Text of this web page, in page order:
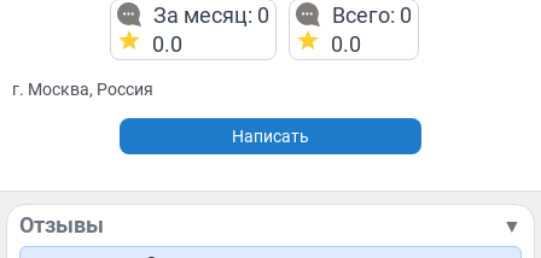
За месяц: 0
0.0
Всего: 0
0.0
г. Москва, Россия
Написать
Отзывы
▼